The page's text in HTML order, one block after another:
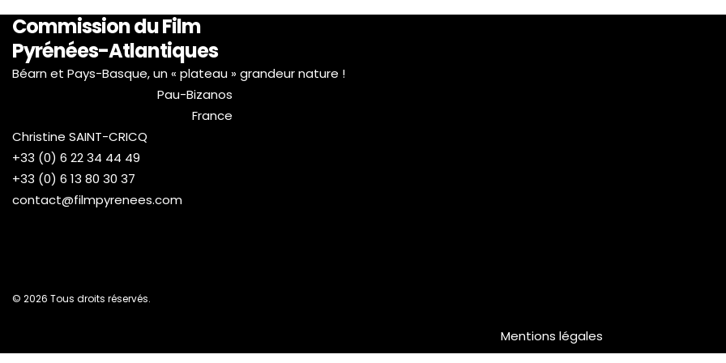
Commission du Film
Pyrénées-Atlantiques
Béarn et Pays-Basque, un « plateau » grandeur nature !
Pau-Bizanos
France
Christine SAINT-CRICQ
+33 (0) 6 22 34 44 49
+33 (0) 6 13 80 30 37
contact@filmpyrenees.com
© 2026 Tous droits réservés.
Mentions légales